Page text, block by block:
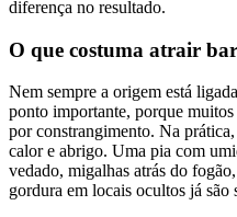
diferença no resultado.
O que costuma atrair
Nem sempre a origem está
ponto importante, porque
por constrangimento. Na
calor e abrigo. Uma pia com
vedado, migalhas atrás do
gordura em locais ocultos já são